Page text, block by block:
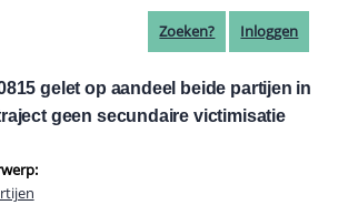
Zoeken? Inloggen
gelet op aandeel beide partijen in
geen secundaire victimisatie